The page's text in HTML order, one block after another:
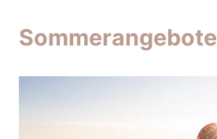
Sommerangebote